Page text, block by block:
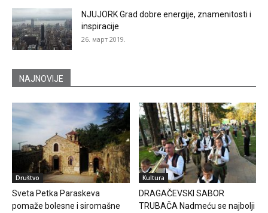
NJUJORK Grad dobre energije, znamenitosti i
inspiracije
26. март 2019.
NAJNOVIJE
Društvo
Sveta Petka Paraskeva
pomaže bolesne i siromašne
Kultura
DRAGAČEVSKI SABOR
TRUBAČA Nadmeću se najbolji